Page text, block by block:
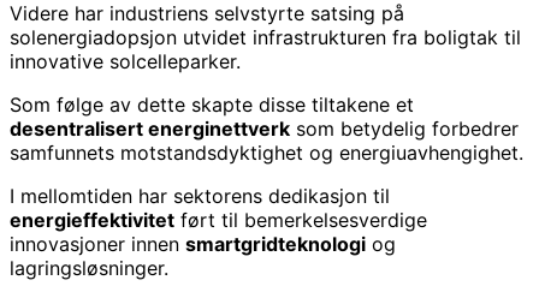
Videre har industriens selvstyrte satsing på
solenergiadopsjon utvidet infrastrukturen fra boligtak til
innovative solcelleparker.
Som følge av dette skapte disse tiltakene et
desentralisert energinettverk som betydelig forbedrer
samfunnets motstandsdyktighet og energiuavhengighet.
I mellomtiden har sektorens dedikasjon til
energieffektivitet ført til bemerkelsesverdige
innovasjoner innen smartgridteknologi og
lagringsløsninger.